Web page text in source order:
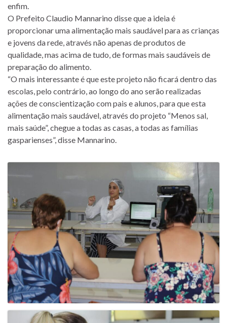
enfim.
O Prefeito Claudio Mannarino disse que a ideia é
proporcionar uma alimentação mais saudável para as crianças
e jovens da rede, através não apenas de produtos de
qualidade, mas acima de tudo, de formas mais saudáveis de
preparação do alimento.
“O mais interessante é que este projeto não ficará dentro das
escolas, pelo contrário, ao longo do ano serão realizadas
ações de conscientização com pais e alunos, para que esta
alimentação mais saudável, através do projeto “Menos sal,
mais saúde”, chegue a todas as casas, a todas as famílias
gasparienses”, disse Mannarino.